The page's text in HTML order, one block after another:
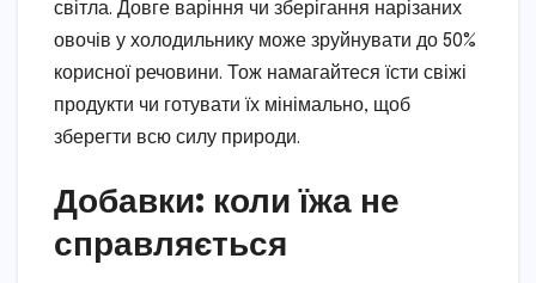
світла. Довге варіння чи зберігання нарізаних
овочів у холодильнику може зруйнувати до 50%
корисної речовини. Тож намагайтеся їсти свіжі
продукти чи готувати їх мінімально, щоб
зберегти всю силу природи.
Добавки: коли їжа не
справляється